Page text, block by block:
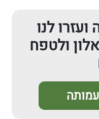
לנו
ולטפח